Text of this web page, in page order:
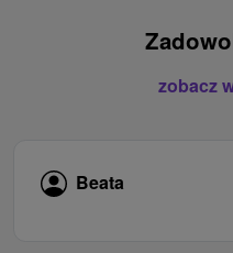
zobacz
Beata